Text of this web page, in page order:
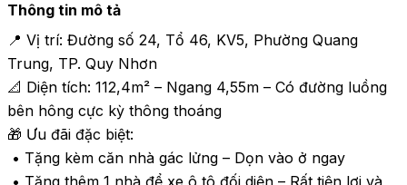
Thông tin mô tả
📍 Vị trí: Đường số 24, Tổ 46, KV5, Phường Quang
Trung, TP. Quy Nhơn
📐 Diện tích: 112,4m² – Ngang 4,55m – Có đường luồng
bên hông cực kỳ thông thoáng
🎁 Ưu đãi đặc biệt: